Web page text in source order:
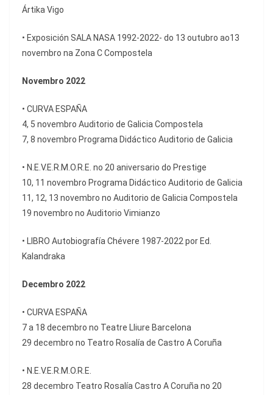
Ártika Vigo
• Exposición SALA NASA 1992-2022- do 13 outubro ao13
novembro na Zona C Compostela
Novembro 2022
• CURVA ESPAÑA
4, 5 novembro Auditorio de Galicia Compostela
7, 8 novembro Programa Didáctico Auditorio de Galicia
• N.E.V.E.R.M.O.R.E. no 20 aniversario do Prestige
10, 11 novembro Programa Didáctico Auditorio de Galicia
11, 12, 13 novembro no Auditorio de Galicia Compostela
19 novembro no Auditorio Vimianzo
• LIBRO Autobiografía Chévere 1987-2022 por Ed.
Kalandraka
Decembro 2022
• CURVA ESPAÑA
7 a 18 decembro no Teatre Lliure Barcelona
29 decembro no Teatro Rosalía de Castro A Coruña
• N.E.V.E.R.M.O.R.E.
28 decembro Teatro Rosalía Castro A Coruña no 20